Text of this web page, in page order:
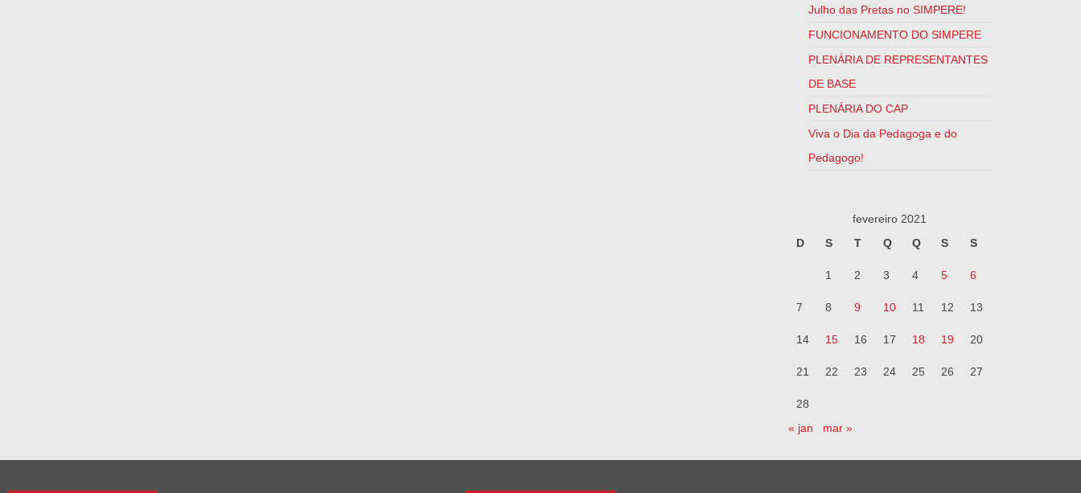
Julho das Pretas no SIMPERE!
FUNCIONAMENTO DO SIMPERE
PLENÁRIA DE REPRESENTANTES
DE BASE
PLENÁRIA DO CAP
Viva o Dia da Pedagoga e do
Pedagogo!
fevereiro 2021
D
S T Q Q S S
1 2 3 4 5 6
7 8 9 10 11 12 13
14 15 16 17 18 19 20
21 22 23 24 25 26 27
28
« jan
mar »